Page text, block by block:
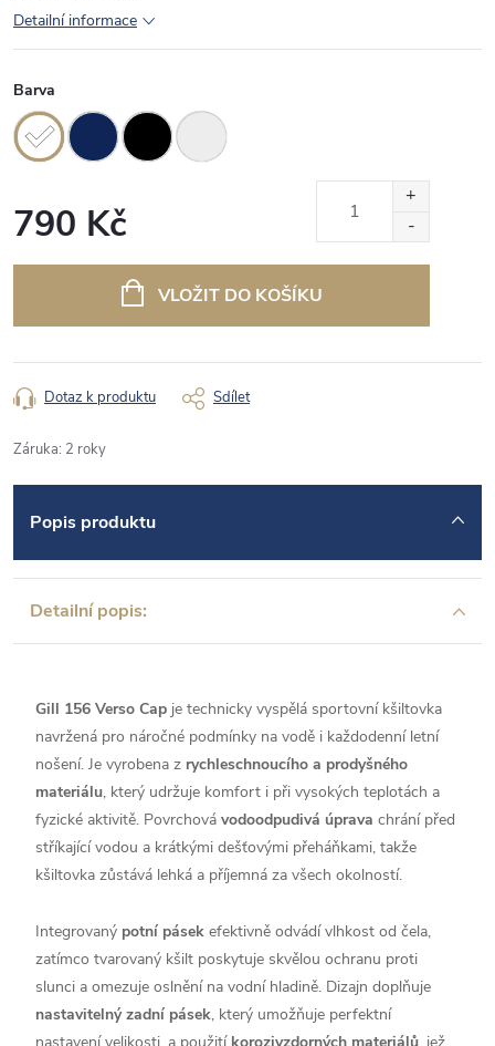
Detailní informace
Barva
790 Kč
VLOŽIT DO KOŠÍKU
Dotaz k produktu Sdílet
Záruka: 2 roky
Popis produktu
Detailní popis:
Gill 156 Verso Cap je technicky vyspělá sportovní kšiltovka
navržená pro náročné podmínky na vodě i každodenní letní
nošení. Je vyrobena z rychleschnoucího a prodyšného
materiálu, který udržuje komfort i při vysokých teplotách a
fyzické aktivitě. Povrchová vodoodpudivá úprava chrání před
stříkající vodou a krátkými dešťovými přeháňkami, takže
kšiltovka zůstává lehká a příjemná za všech okolností.
Integrovaný potní pásek efektivně odvádí vlhkost od čela,
zatímco tvarovaný kšilt poskytuje skvělou ochranu proti
slunci a omezuje oslnění na vodní hladině. Dizajn doplňuje
nastavitelný zadní pásek, který umožňuje perfektní